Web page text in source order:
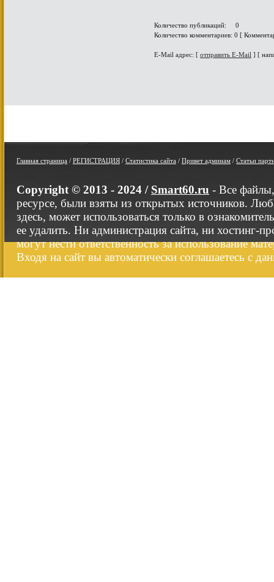
Количество публикаций: 0
Количество комментариев: 0 [
E-Mail адрес: [ отправить E-Mail ] [
Главная страница / РЕГИСТРАЦИЯ / Статистика сайта / Привет админам / Статьи
Copyright © 2013 - 2024 / Smart60.ru - Все
ресурсе, были взяты из открытых источников.
здесь, может использоваться только в
ее удалить. Ни администрация сайта, ни хостинг-
могут нести ответственность за использование
Входя на сайт вы автоматически соглашаетесь с